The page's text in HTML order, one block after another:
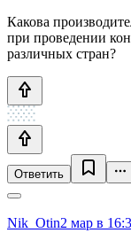
Какова
при проведении
различных стран?
Ответить
Nik_Otin2 мар в